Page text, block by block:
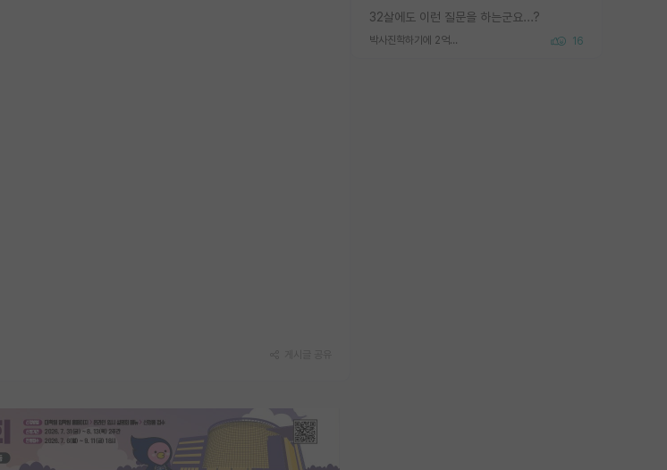
32살에도 이런 질문을 하는군요...?
박사진학하기에 2억은 괜찮은 (?) 정도의 경제력인가요 16